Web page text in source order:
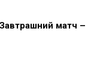
матч –